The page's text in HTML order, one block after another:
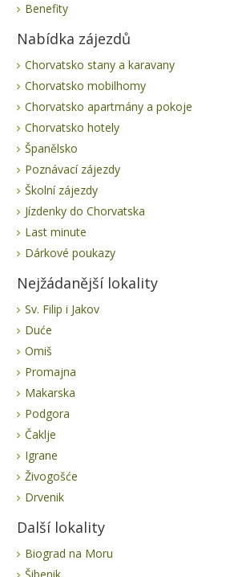
Benefity
Nabídka zájezdů
Chorvatsko stany a karavany
Chorvatsko mobilhomy
Chorvatsko apartmány a pokoje
Chorvatsko hotely
Španělsko
Poznávací zájezdy
Školní zájezdy
Jízdenky do Chorvatska
Last minute
Dárkové poukazy
Nejžádanější lokality
Sv. Filip i Jakov
Duće
Omiš
Promajna
Makarska
Podgora
Čaklje
Igrane
Živogošće
Drvenik
Další lokality
Biograd na Moru